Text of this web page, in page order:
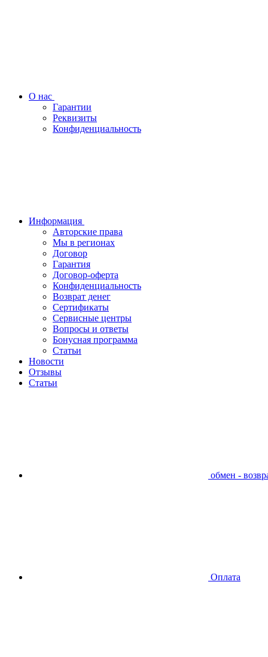
О нас
Гарантии
Реквизиты
Конфиденциальность
Информация
Авторские права
Мы в регионах
Договор
Гарантия
Договор-оферта
Конфиденциальность
Возврат денег
Сертификаты
Сервисные центры
Вопросы и ответы
Бонусная программа
Статьи
Новости
Отзывы
Статьи
обмен -
Оплата